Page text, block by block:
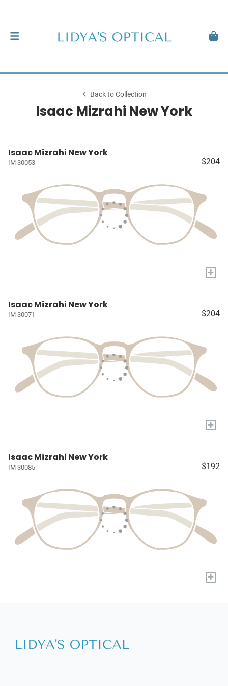
Back to Collection
Isaac Mizrahi New York
Isaac Mizrahi New York
IM 30053 $204
+
Isaac Mizrahi New York
IM 30071 $204
+
Isaac Mizrahi New York
IM 30085 $192
+